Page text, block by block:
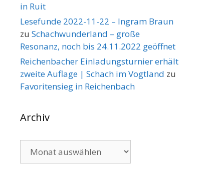
in Ruit
Lesefunde 2022-11-22 – Ingram Braun
zu Schachwunderland – große
Resonanz, noch bis 24.11.2022 geöffnet
Reichenbacher Einladungsturnier erhält
zweite Auflage | Schach im Vogtland zu
Favoritensieg in Reichenbach
Archiv